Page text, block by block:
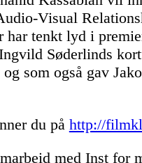
Visual
har tenkt lyd i
Søderlinds
som også gav
du på http://
med Inst for